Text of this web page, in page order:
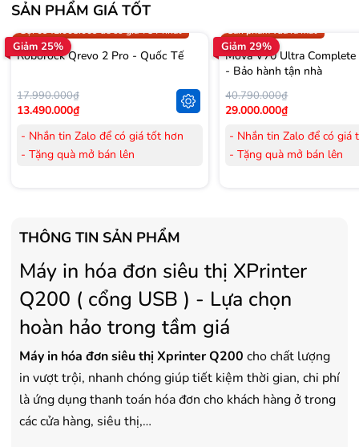
SẢN PHẨM GIÁ TỐT
Giảm 25%
Trợ giá 300.000đ
Gọi 0942.008.009 để có giá TỐT nhất
Roborock Qrevo 2 Pro - Quốc Tế
17.990.000₫
13.490.000₫
- Nhắn tin Zalo để có giá tốt hơn
- Tặng quà mở bán lên
- Tặng Voucher trị giá 150.000đ
mua Máy lọc Không khí
- Cam kết hàng mới 100%.
- Lắp đặt, HDSD tại nhà nội thành
Hà Nội, Hồ Chí Minh
- Vận chuyển Toàn Quốc.
- Bảo hành 24 tháng chính hãng
Giảm 29%
Sản phẩm vừa ra mắt
Mova V70 Ultra
- Bảo hành tận nhà
40.790.000₫
29.000.000₫
- Nhắn tin Zalo để có giá
- Tặng quà mở bán lên
- Cam kết hàng mới
Hà Nội, Hồ Chí Minh
THÔNG TIN SẢN PHẨM
Máy in hóa đơn siêu thị XPrinter
Q200 ( cổng USB ) - Lựa chọn
hoàn hảo trong tầm giá
Máy in hóa đơnsiêu thị Xprinter Q200 cho chất lượng
in vượt trội, nhanh chóng giúp tiết kiệm thời gian, chi phí
là ứng dụng thanh toán hóa đơn cho khách hàng ở trong
các cửa hàng, siêu thị,…